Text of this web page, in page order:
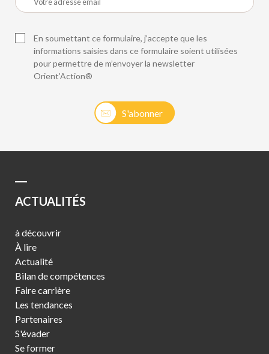
S'abonner
En soumettant ce formulaire, j’accepte que les
informations saisies dans ce formulaire soient utilisées
pour permettre de m’envoyer la newsletter
Orient’Action®
ACTUALITÉS
à découvrir
À lire
Actualité
Bilan de compétences
Faire carrière
Les tendances
Partenaires
S'évader
Se former